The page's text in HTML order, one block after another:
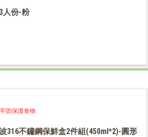
人份-粉
固保護食物
316不鏽鋼保鮮盒2件組(450ml*2)-圓形